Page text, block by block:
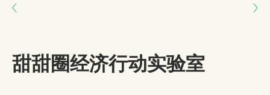
甜甜圈经济行动实验室